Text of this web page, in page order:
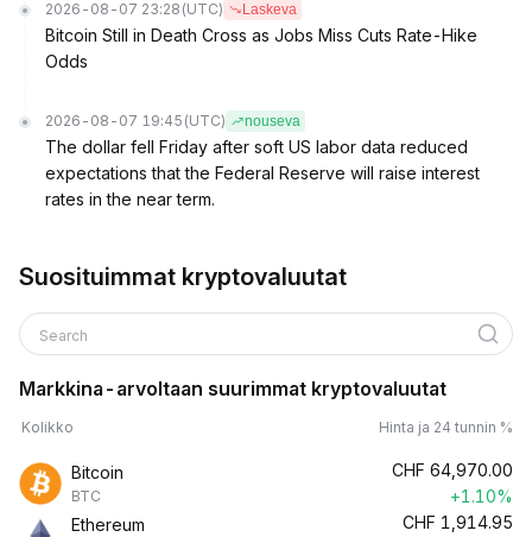
2026-08-07 23:28 (UTC) Laskeva
Bitcoin Still in Death Cross as Jobs Miss Cuts Rate-Hike
Odds
2026-08-07 19:45 (UTC) nouseva
The dollar fell Friday after soft US labor data reduced
expectations that the Federal Reserve will raise interest
rates in the near term.
Suosituimmat kryptovaluutat
Search
Markkina-arvoltaan suurimmat kryptovaluutat
Kolikko Hinta ja 24 tunnin %
Bitcoin
BTC
CHF 64,970.00
+1.10%
Ethereum
CHF 1,914.95